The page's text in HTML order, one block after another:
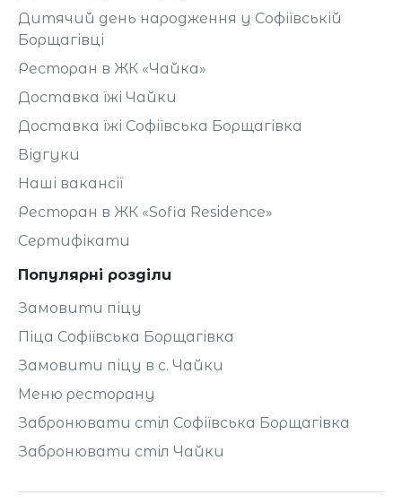
Дитячий день народження у Софіївській
Борщагівці
Ресторан в ЖК «Чайка»
Доставка їжі Чайки
Доставка їжі Софіївська Борщагівка
Відгуки
Наші вакансії
Ресторан в ЖК «Sofia Residence»
Сертифікати
Популярні розділи
Замовити піцу
Піца Софіївська Борщагівка
Замовити піцу в с. Чайки
Меню ресторану
Забронювати стіл Софіївська Борщагівка
Забронювати стіл Чайки